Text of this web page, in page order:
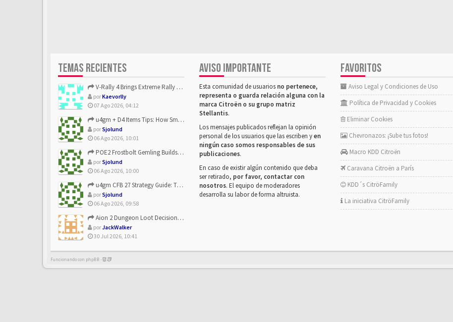
TEMAS RECIENTES
V-Rally 4 Brings Extreme Rally Racing With Challenging Track...
porKaevorlly
07 Ago 2026, 04:12
u4gm + D4 Items Tips: How Smart Players Optimize Gear, Build...
porSjolund
06 Ago 2026, 10:01
POE2 Frostbolt Gemling Builds Get Stronger With u4gm’s Ice C...
porSjolund
06 Ago 2026, 10:00
u4gm CFB 27 Strategy Guide: The Toxic Offensive Scheme Your ...
porSjolund
06 Ago 2026, 09:58
Aion 2 Dungeon Loot Decisions: Smarter Runs With U4N
porJackWalker
30 Jul 2026, 10:41
AVISO IMPORTANTE
Esta comunidad de usuarios no pertenece,
representa o guarda relación alguna con la
marca Citroën o su grupo matriz
Stellantis.
Los mensajes publicados reflejan la opinión
personal de los usuarios que las escriben yen
ningún caso somos responsables de sus
publicaciones.
En caso de existir algún contenido que deba
ser retirado, por favor, contactar con
nosotros. El equipo de moderadores
desarrolla su labor de forma altruista.
FAVORITOS
Aviso Legal y Condiciones de Uso
Política de Privacidad y Cookies
Eliminar Cookies
Chevronazos: ¡Sube tus fotos!
Macro KDD Citroën
Caravana Citroën a París
KDD´s CitröFamily
La iniciativa CitröFamily
Funcionando con phpBB -